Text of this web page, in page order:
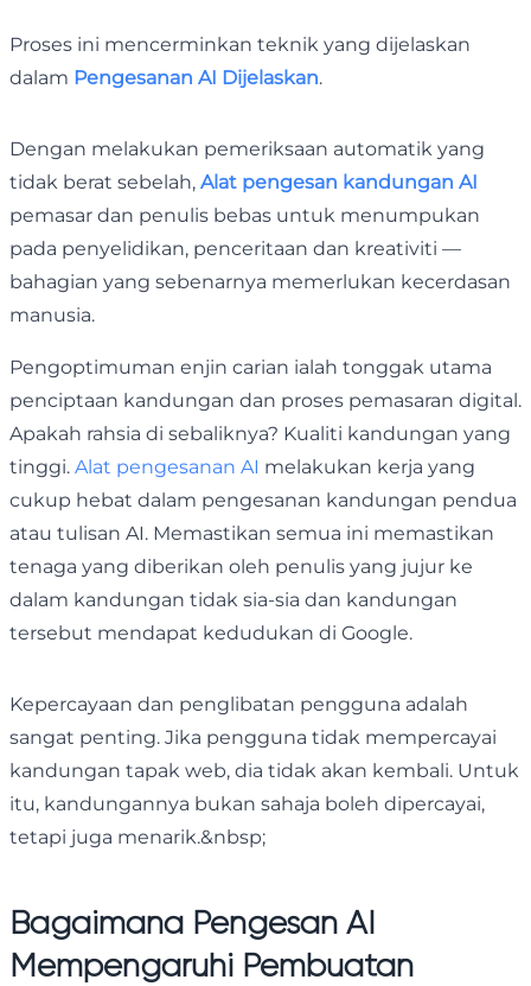
Proses ini mencerminkan teknik yang dijelaskan
dalam Pengesanan AI Dijelaskan.
Dengan melakukan pemeriksaan automatik yang
tidak berat sebelah, Alat pengesan kandungan AI
pemasar dan penulis bebas untuk menumpukan
pada penyelidikan, penceritaan dan kreativiti —
bahagian yang sebenarnya memerlukan kecerdasan
manusia.
Pengoptimuman enjin carian ialah tonggak utama
penciptaan kandungan dan proses pemasaran digital.
Apakah rahsia di sebaliknya? Kualiti kandungan yang
tinggi. Alat pengesanan AI melakukan kerja yang
cukup hebat dalam pengesanan kandungan pendua
atau tulisan AI. Memastikan semua ini memastikan
tenaga yang diberikan oleh penulis yang jujur ke
dalam kandungan tidak sia-sia dan kandungan
tersebut mendapat kedudukan di Google.
Kepercayaan dan penglibatan pengguna adalah
sangat penting. Jika pengguna tidak mempercayai
kandungan tapak web, dia tidak akan kembali. Untuk
itu, kandungannya bukan sahaja boleh dipercayai,
tetapi juga menarik.&nbsp;
Bagaimana Pengesan AI
Mempengaruhi Pembuatan